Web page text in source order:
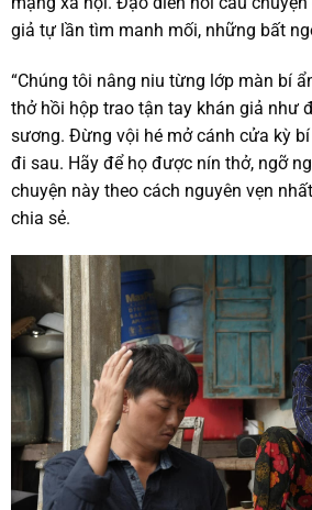
giả tự lần tìm manh mối, những bất
“Chúng tôi nâng niu từng lớp màn bí
thở hồi hộp trao tận tay khán giả như
sương. Đừng vội hé mở cánh cửa kỳ
đi sau. Hãy để họ được nín thở, ngỡ
chuyện này theo cách nguyên vẹn
chia sẻ.